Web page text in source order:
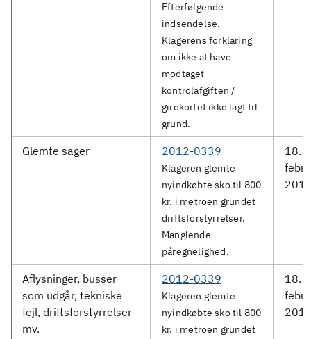
Efterfølgende
indsendelse.
Klagerens forklaring
om ikke at have
modtaget
kontrolafgiften /
girokortet ikke lagt til
grund.
Glemte sager 2012-0339
Klageren glemte
nyindkøbte sko til 800
kr. i metroen grundet
driftsforstyrrelser.
Manglende
påregnelighed.
18.
Aflysninger, busser
som udgår, tekniske
fejl, driftsforstyrrelser
mv.
2012-0339
Klageren glemte
nyindkøbte sko til 800
kr. i metroen grundet
18.